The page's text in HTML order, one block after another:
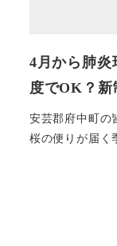
4月から肺炎
度でOK？
安芸郡府中町の
桜の便りが届